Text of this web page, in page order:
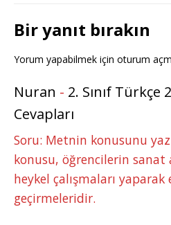
Bir yanıt bırakın
Yorum yapabilmek için oturum
Nuran - 2. Sınıf Türkçe
Cevapları
Soru: Metnin konusunu
konusu, öğrencilerin sanat
heykel çalışmaları
geçirmeleridir.